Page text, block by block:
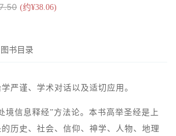
(约¥38.06)
图书目录
严谨、学术对话以及适切应用。
境信息释经”方法论。本书高举圣经是上
历史、社会、信仰、神学、人物、地理